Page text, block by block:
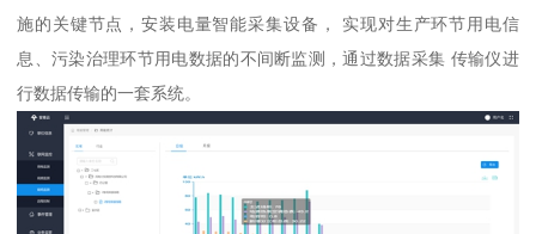
施的关键节点，安装电量智能采集设备， 实现对生产环节用电信
息、污染治理环节用电数据的不间断监测，通过数据采集 传输仪进
行数据传输的一套系统。